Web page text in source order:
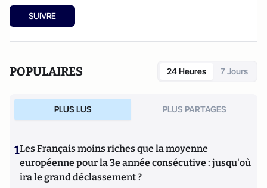
SUIVRE
POPULAIRES 24 Heures 7 Jours
PLUS LUS PLUS PARTAGES
1Les Français moins riches que la moyenne
européenne pour la 3e année consécutive : jusqu'où
ira le grand déclassement ?